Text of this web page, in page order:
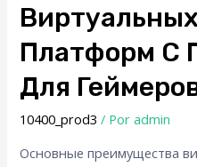
Платформ С
Для
10400_prod3 / Poradmin
Основные преимущества